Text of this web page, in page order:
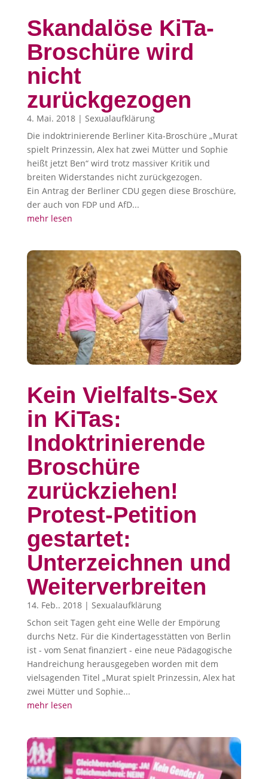
Skandalöse KiTa-
Broschüre wird
nicht
zurückgezogen
4. Mai. 2018| Sexualaufklärung
Die indoktrinierende Berliner Kita-Broschüre „Murat
spielt Prinzessin, Alex hat zwei Mütter und Sophie
heißt jetzt Ben“ wird trotz massiver Kritik und
breiten Widerstandes nicht zurückgezogen.
Ein Antrag der Berliner CDU gegen diese Broschüre,
der auch von FDP und AfD...
mehr lesen
Kein Vielfalts-Sex
in KiTas:
Indoktrinierende
Broschüre
zurückziehen!
Protest-Petition
gestartet:
Unterzeichnen und
Weiterverbreiten
14. Feb.. 2018| Sexualaufklärung
Schon seit Tagen geht eine Welle der Empörung
durchs Netz. Für die Kindertagesstätten von Berlin
ist - vom Senat finanziert - eine neue Pädagogische
Handreichung herausgegeben worden mit dem
vielsagenden Titel „Murat spielt Prinzessin, Alex hat
zwei Mütter und Sophie...
mehr lesen